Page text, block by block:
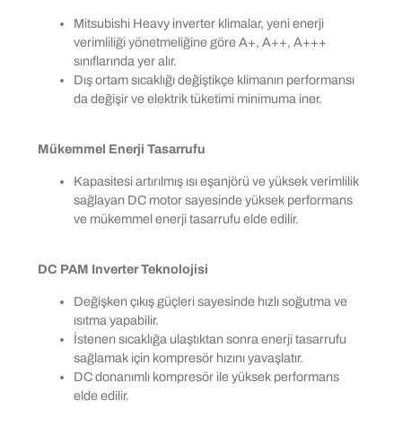
Mitsubishi Heavy inverter klimalar, yeni enerji
verimliliği yönetmeliğine göre A+, A++, A+++
sınıflarında yer alır.
Dış ortam sıcaklığı değiştikçe klimanın performansı
da değişir ve elektrik tüketimi minimuma iner.
Mükemmel Enerji Tasarrufu
Kapasitesi artırılmış ısı eşanjörü ve yüksek verimlilik
sağlayan DC motor sayesinde yüksek performans
ve mükemmel enerji tasarrufu elde edilir.
DC PAM Inverter Teknolojisi
Değişken çıkış güçleri sayesinde hızlı soğutma ve
ısıtma yapabilir.
İstenen sıcaklığa ulaştıktan sonra enerji tasarrufu
sağlamak için kompresör hızını yavaşlatır.
DC donanımlı kompresör ile yüksek performans
elde edilir.